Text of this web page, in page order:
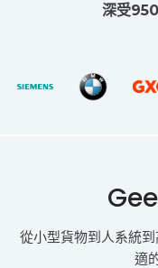
深受
從小型貨物到人系統
適